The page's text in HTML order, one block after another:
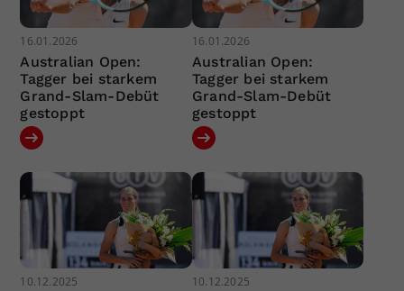
16.01.2026
Australian Open:
Tagger bei starkem
Grand-Slam-Debüt
gestoppt
16.01.2026
Australian Open:
Tagger bei starkem
Grand-Slam-Debüt
gestoppt
10.12.2025 10.12.2025